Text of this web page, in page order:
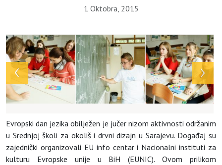
1 Oktobra, 2015
Evropski dan jezika obilježen je jučer nizom aktivnosti održanim
u Srednjoj školi za okoliš i drvni dizajn u Sarajevu. Događaj su
zajednički organizovali EU info centar i Nacionalni instituti za
kulturu Evropske unije u BiH (EUNIC). Ovom prilikom